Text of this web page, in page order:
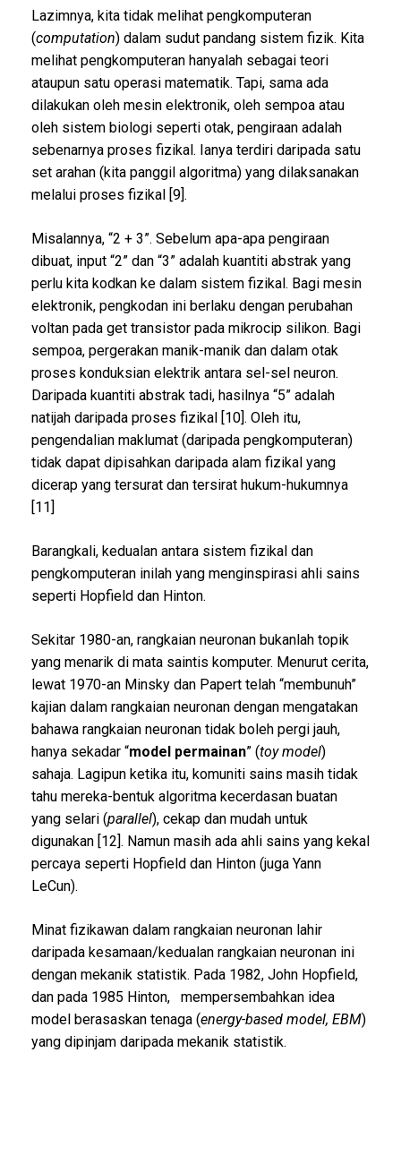
Lazimnya, kita tidak melihat pengkomputeran
(computation) dalam sudut pandang sistem fizik. Kita
melihat pengkomputeran hanyalah sebagai teori
ataupun satu operasi matematik. Tapi, sama ada
dilakukan oleh mesin elektronik, oleh sempoa atau
oleh sistem biologi seperti otak, pengiraan adalah
sebenarnya proses fizikal. Ianya terdiri daripada satu
set arahan (kita panggil algoritma) yang dilaksanakan
melalui proses fizikal [9].
Misalannya, “2 + 3”. Sebelum apa-apa pengiraan
dibuat, input “2” dan “3” adalah kuantiti abstrak yang
perlu kita kodkan ke dalam sistem fizikal. Bagi mesin
elektronik, pengkodan ini berlaku dengan perubahan
voltan pada get transistor pada mikrocip silikon. Bagi
sempoa, pergerakan manik-manik dan dalam otak
proses konduksian elektrik antara sel-sel neuron.
Daripada kuantiti abstrak tadi, hasilnya “5” adalah
natijah daripada proses fizikal [10]. Oleh itu,
pengendalian maklumat (daripada pengkomputeran)
tidak dapat dipisahkan daripada alam fizikal yang
dicerap yang tersurat dan tersirat hukum-hukumnya
[11]
Barangkali, kedualan antara sistem fizikal dan
pengkomputeran inilah yang menginspirasi ahli sains
seperti Hopfield dan Hinton.
Sekitar 1980-an, rangkaian neuronan bukanlah topik
yang menarik di mata saintis komputer. Menurut cerita,
lewat 1970-an Minsky dan Papert telah “membunuh”
kajian dalam rangkaian neuronan dengan mengatakan
bahawa rangkaian neuronan tidak boleh pergi jauh,
hanya sekadar “model permainan” (toy model)
sahaja. Lagipun ketika itu, komuniti sains masih tidak
tahu mereka-bentuk algoritma kecerdasan buatan
yang selari (parallel), cekap dan mudah untuk
digunakan [12]. Namun masih ada ahli sains yang kekal
percaya seperti Hopfield dan Hinton (juga Yann
LeCun).
Minat fizikawan dalam rangkaian neuronan lahir
daripada kesamaan/kedualan rangkaian neuronan ini
dengan mekanik statistik. Pada 1982, John Hopfield,
dan pada 1985 Hinton, mempersembahkan idea
model berasaskan tenaga (energy-based model, EBM)
yang dipinjam daripada mekanik statistik.